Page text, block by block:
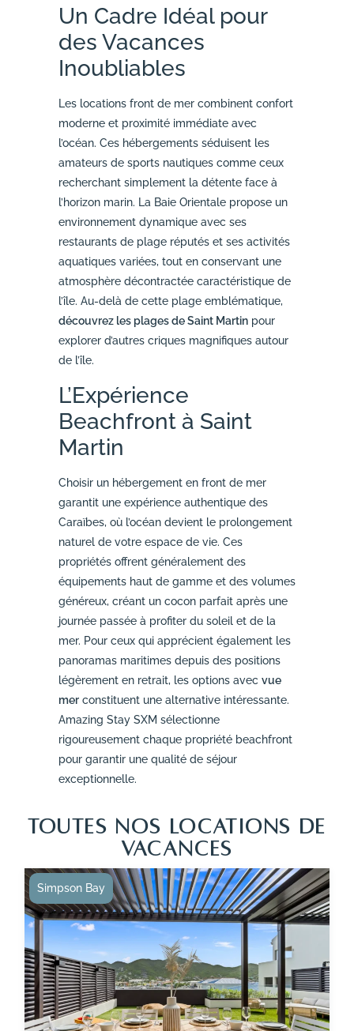
Un Cadre Idéal pour
des Vacances
Inoubliables
Les locations front de mer combinent confort
moderne et proximité immédiate avec
l’océan. Ces hébergements séduisent les
amateurs de sports nautiques comme ceux
recherchant simplement la détente face à
l’horizon marin. La Baie Orientale propose un
environnement dynamique avec ses
restaurants de plage réputés et ses activités
aquatiques variées, tout en conservant une
atmosphère décontractée caractéristique de
l’île. Au-delà de cette plage emblématique,
découvrez les plages de Saint Martin pour
explorer d’autres criques magnifiques autour
de l’île.
L’Expérience
Beachfront à Saint
Martin
Choisir un hébergement en front de mer
garantit une expérience authentique des
Caraïbes, où l’océan devient le prolongement
naturel de votre espace de vie. Ces
propriétés offrent généralement des
équipements haut de gamme et des volumes
généreux, créant un cocon parfait après une
journée passée à profiter du soleil et de la
mer. Pour ceux qui apprécient également les
panoramas maritimes depuis des positions
légèrement en retrait, les options avec vue
mer constituent une alternative intéressante.
Amazing Stay SXM sélectionne
rigoureusement chaque propriété beachfront
pour garantir une qualité de séjour
exceptionnelle.
TOUTES NOS LOCATIONS DE
VACANCES
Simpson Bay